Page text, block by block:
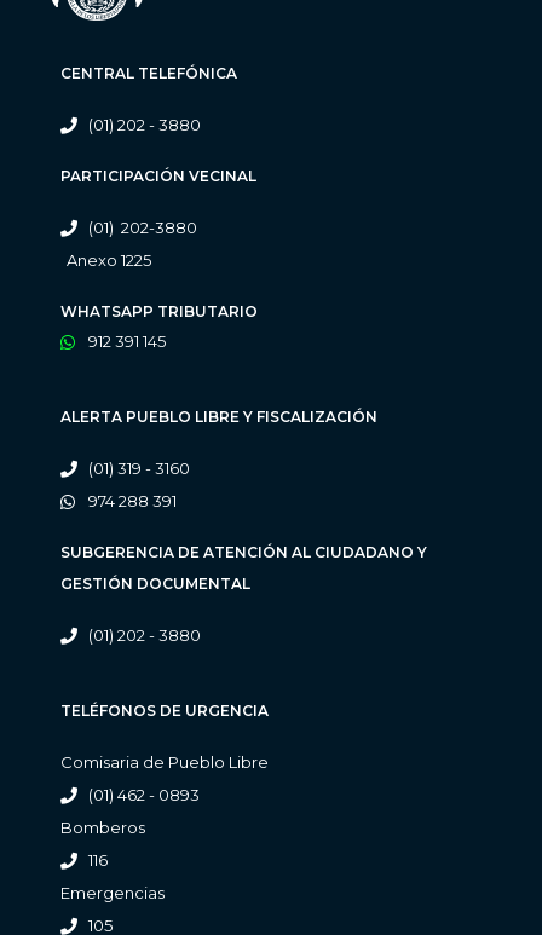
CENTRAL TELEFÓNICA
(01) 202 - 3880
PARTICIPACIÓN VECINAL
(01) 202-3880
Anexo 1225
WHATSAPP TRIBUTARIO
912 391 145
ALERTA PUEBLO LIBRE Y FISCALIZACIÓN
(01) 319 - 3160
974 288 391
SUBGERENCIA DE ATENCIÓN AL CIUDADANO Y
GESTIÓN DOCUMENTAL
(01) 202 - 3880
TELÉFONOS DE URGENCIA
Comisaria de Pueblo Libre
(01) 462 - 0893
Bomberos
116
Emergencias
105